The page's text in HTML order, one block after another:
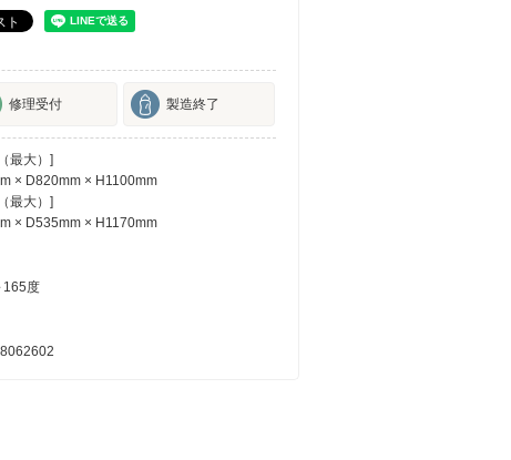
修理受付 製造終了
最大）]
× D820mm × H1100mm
最大）]
× D535mm × H1170mm
165度